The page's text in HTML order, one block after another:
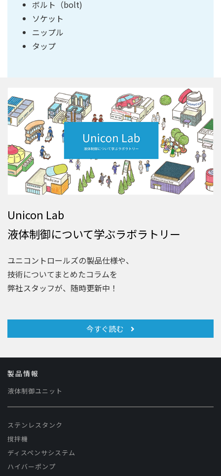
ボルト（bolt)
ソケット
ニップル
タップ
Unicon Lab
液体制御について学ぶラボラトリー
ユニコントロールズの製品仕様や、
技術についてまとめたコラムを
弊社スタッフが、随時更新中！
今すぐ読む
製品情報
液体制御ユニット
ステンレスタンク
撹拌機
ディスペンサシステム
ハイバーポンプ